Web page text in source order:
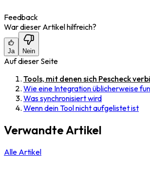
Feedback
War dieser Artikel hilfreich?
Ja Nein
Auf dieser Seite
Tools, mit denen sich Pescheck
Wie eine Integration üblicherweise
Was synchronisiert wird
Wenn dein Tool nicht aufgelistet ist
Verwandte Artikel
Alle Artikel